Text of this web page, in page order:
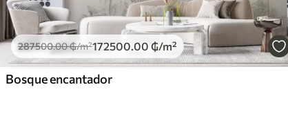
287500.00₲/m²172500.00 ₲/m²
Bosque encantador